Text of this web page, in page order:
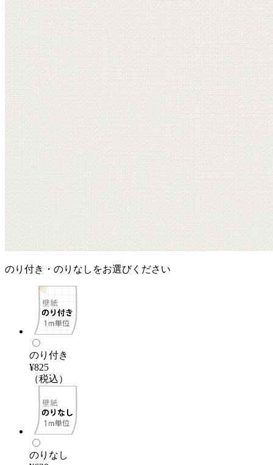
のり付き・のりなしをお選びください
のり付き
¥825
（税込）
のりなし